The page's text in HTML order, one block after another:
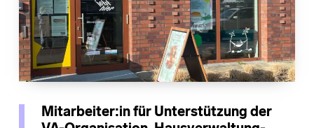
Mitarbeiter:in für Unterstützung der